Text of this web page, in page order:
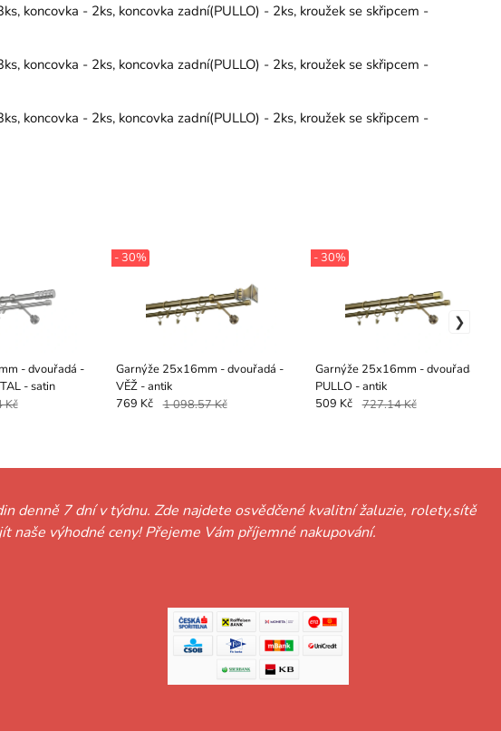
- 2ks, koncovka zadní(PULLO) - 2ks, kroužek se skřipcem -
- 2ks, koncovka zadní(PULLO) - 2ks, kroužek se skřipcem -
- 2ks, koncovka zadní(PULLO) - 2ks, kroužek se skřipcem -
- dvouřadá -
- satin
Kč
Garnýže 25x16mm - dvouřadá -
VĚŽ - antik
- 30%
769 Kč 1 098.57 Kč
Garnýže 25x16mm - dvouřadá -
PULLO - antik
- 30%
509 Kč 727.14 Kč
denně 7 dní v týdnu. Zde najdete osvědčené kvalitní žaluzie, rolety,sítě
výhodné ceny! Přejeme Vám příjemné nakupování.